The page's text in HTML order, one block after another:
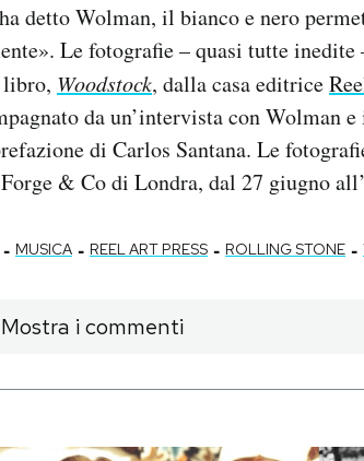
detto Wolman, il bianco e nero
Le fotografie – quasi tutte inedite
Woodstock, dalla casa editrice
da un’intervista con Wolman
di Carlos Santana. Le
& Co di Londra, dal 27 giugno
- MUSICA - REEL ART PRESS - ROLLING STONE -
Mostra i commenti